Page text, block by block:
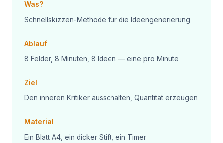
Was?
Schnellskizzen-Methode für die Ideengenerierung
Ablauf
8 Felder, 8 Minuten, 8 Ideen — eine pro Minute
Ziel
Den inneren Kritiker ausschalten, Quantität erzeugen
Material
Ein Blatt A4, ein dicker Stift, ein Timer